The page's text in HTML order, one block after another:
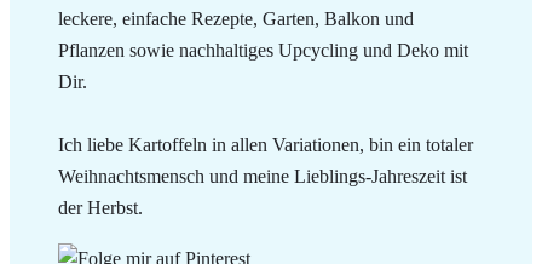
leckere, einfache Rezepte, Garten, Balkon und
Pflanzen sowie nachhaltiges Upcycling und Deko mit
Dir.
Ich liebe Kartoffeln in allen Variationen, bin ein totaler
Weihnachtsmensch und meine Lieblings-Jahreszeit ist
der Herbst.